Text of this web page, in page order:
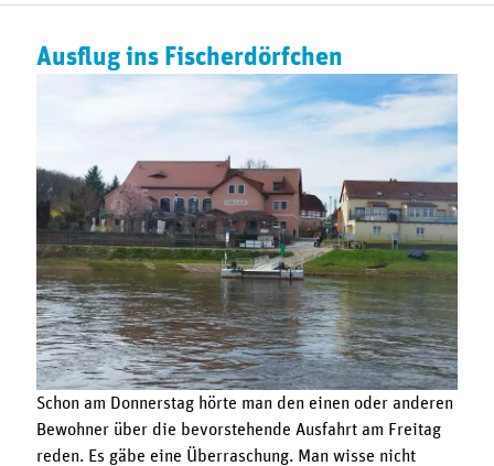
Ausflug ins Fischerdörfchen
Schon am Donnerstag hörte man den einen oder anderen
Bewohner über die bevorstehende Ausfahrt am Freitag
reden. Es gäbe eine Überraschung. Man wisse nicht